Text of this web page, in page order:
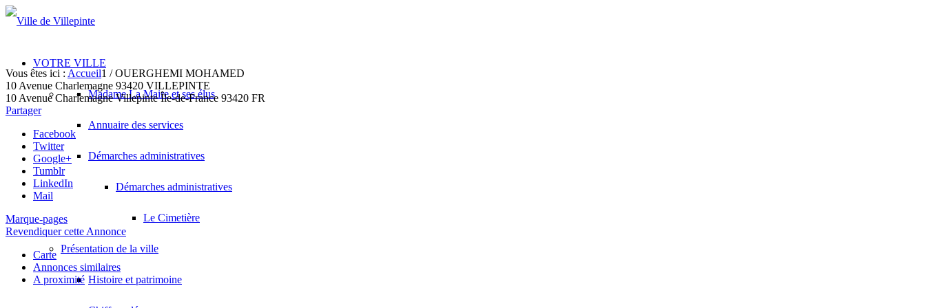
VOTRE VILLE
Madame La Maire et ses élus
Annuaire des services
Démarches administratives
Démarches administratives
Le Cimetière
Présentation de la ville
Histoire et patrimoine
Vous êtes ici : Accueil1 / OUERGHEMI MOHAMED
10 Avenue Charlemagne 93420 VILLEPINTE
10 Avenue Charlemagne Villepinte Île-de-France 93420 FR
Partager
Facebook
Twitter
Google+
Tumblr
LinkedIn
Mail
Marque-pages
Revendiquer cette Annonce
Carte
Annonces similaires
A proximité